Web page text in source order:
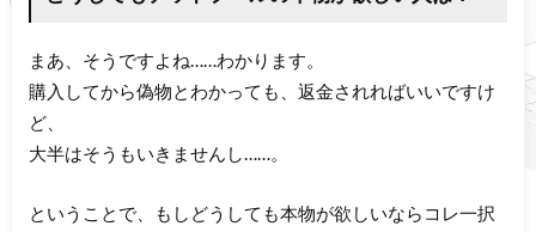
まあ、そうですよね……わかります。
購入してから偽物とわかっても、返金されればいいですけ
ど、
大半はそうもいきませんし……。
ということで、もしどうしても本物が欲しいならコレ一択